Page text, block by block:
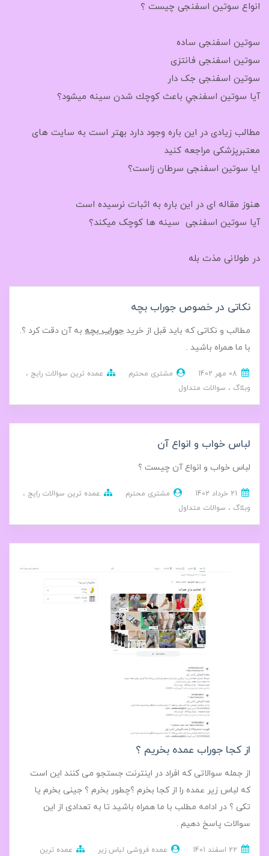
انواع سوتین اسفنجی چیست ؟
سوتین اسفنجی ساده
سوتین اسفنجی فانتزی
سوتین اسفنجی جک دار
آيا سوتين اسفنجي باعث كوچك شدن سينه ميشود؟
مطالب زیادی در این باره وجود دارد بهتر است به سایت های
معتبرپزشکی مراجعه کنید
ایا سوتین اسفنجی سرطان زاست؟
هنوز مقاله ای در این باره به اثبات نرسیده است
آیا سوتین اسفنجی سینه ها کوچک میکند؟
در طولانی مذت بله
نکاتی در خصوص جوراب بچه
مطالب و نکاتی که باید قبل از خرید جوراب بچه به آن دقت کرد ؟.
با ما همراه باشید .
مشتری محترم
عمده ترین سوالات رایج
وبلاگ
سوالات متداول
لباس خواب و انواع آن
لباس خواب و انواع آن چیست ؟
مشتری محترم
عمده ترین سوالات رایج
وبلاگ
سوالات متداول
از کجا جوراب عمده بخریم ؟
از جمله سوالاتی که افراد در اینترنت جستجو می کنند این است
که لباس زیر عمده را از کجا بخرم ؟چطور بخرم ؟ جینی بخرم یا
تکی ؟ در ادامه مطلب با ما همراه باشید تا به تعدادی از این
سوالات پاسخ دهیم .
عمده فروشی لباس زیر
عمده ترین